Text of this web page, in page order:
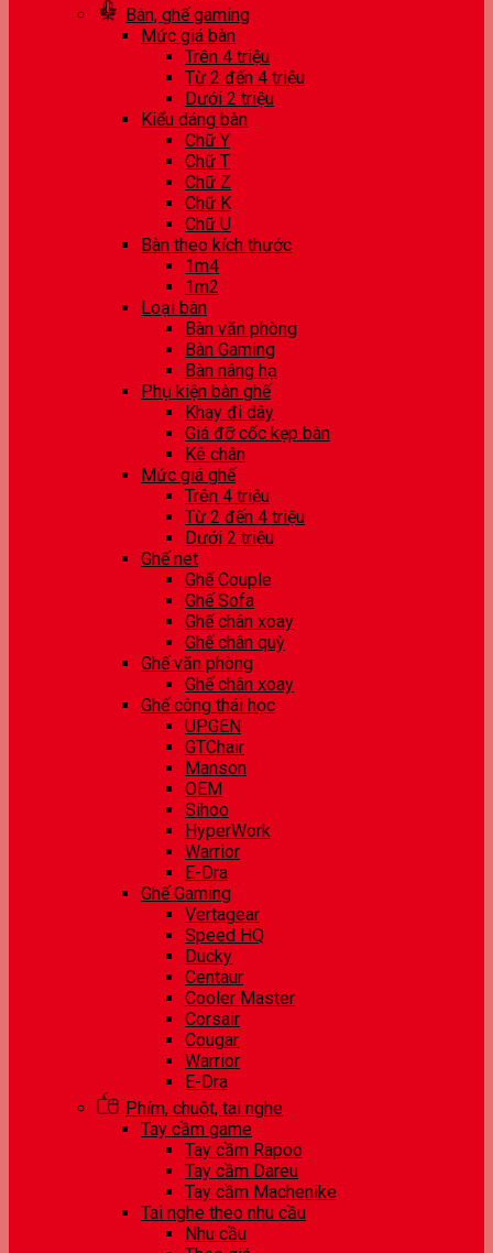
Bàn, ghế gaming
Mức giá bàn
Trên 4 triệu
Từ 2 đến 4 triệu
Dưới 2 triệu
Kiểu dáng bàn
Chữ Y
Chữ T
Chữ Z
Chữ K
Chữ U
Bàn theo kích thước
1m4
1m2
Loại bàn
Bàn văn phòng
Bàn Gaming
Bàn nâng hạ
Phụ kiện bàn ghế
Khay đi dây
Giá đỡ cốc kẹp bàn
Kê chân
Mức giá ghế
Trên 4 triệu
Từ 2 đến 4 triệu
Dưới 2 triệu
Ghế net
Ghế Couple
Ghế Sofa
Ghế chân xoay
Ghế chân quỳ
Ghế văn phòng
Ghế chân xoay
Ghế công thái học
UPGEN
GTChair
Manson
OEM
Sihoo
HyperWork
Warrior
E-Dra
Ghế Gaming
Vertagear
Speed HQ
Ducky
Centaur
Cooler Master
Corsair
Cougar
Warrior
E-Dra
Phím, chuột, tai nghe
Tay cầm game
Tay cầm Rapoo
Tay cầm Dareu
Tay cầm Machenike
Tai nghe theo nhu cầu
Nhu cầu